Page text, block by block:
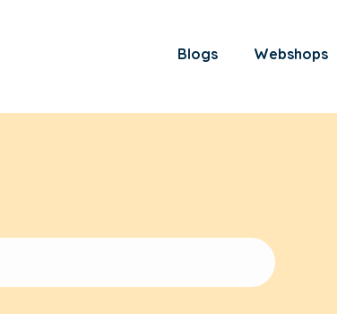
Blogs Webshops